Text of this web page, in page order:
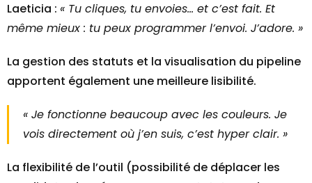
Laeticia : « Tu cliques, tu envoies… et c’est fait. Et
même mieux : tu peux programmer l’envoi. J’adore. »
La gestion des statuts et la visualisation du pipeline
apportent également une meilleure lisibilité.
« Je fonctionne beaucoup avec les couleurs. Je
vois directement où j’en suis, c’est hyper clair. »
La flexibilité de l’outil (possibilité de déplacer les